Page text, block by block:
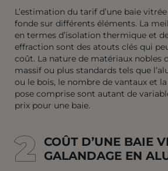
L’estimation du tarif d’une baie
fonde sur différents éléments. La
en termes d’isolation thermique et
effraction sont des atouts clés qui
coût. La nature de matériaux nobles
massif ou plus standards tels que
ou le bois, le nombre de vantaux et
pose comprise sont autant de
prix pour une baie.
2
2
COÛT D’UNE BAIE
GALANDAGE EN